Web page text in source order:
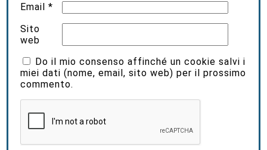
Email*
Sito
web
Do il mio consenso affinché un cookie salvi i
miei dati (nome, email, sito web) per il prossimo
commento.